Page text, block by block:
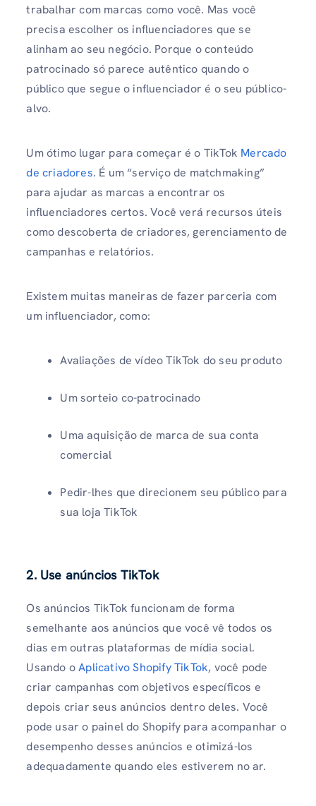
trabalhar com marcas como você. Mas você
precisa escolher os influenciadores que se
alinham ao seu negócio. Porque o conteúdo
patrocinado só parece autêntico quando o
público que segue o influenciador é o seu público-
alvo.
Um ótimo lugar para começar é o TikTok Mercado
de criadores. É um “serviço de matchmaking”
para ajudar as marcas a encontrar os
influenciadores certos. Você verá recursos úteis
como descoberta de criadores, gerenciamento de
campanhas e relatórios.
Existem muitas maneiras de fazer parceria com
um influenciador, como:
Avaliações de vídeo TikTok do seu produto
Um sorteio co-patrocinado
Uma aquisição de marca de sua conta
comercial
Pedir-lhes que direcionem seu público para
sua loja TikTok
2. Use anúncios TikTok
Os anúncios TikTok funcionam de forma
semelhante aos anúncios que você vê todos os
dias em outras plataformas de mídia social.
Usando oAplicativo Shopify TikTok, você pode
criar campanhas com objetivos específicos e
depois criar seus anúncios dentro deles. Você
pode usar o painel do Shopify para acompanhar o
desempenho desses anúncios e otimizá-los
adequadamente quando eles estiverem no ar.